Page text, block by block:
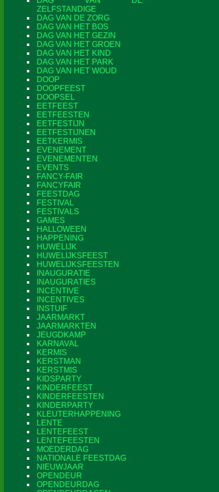
ZELFSTANDIGE
DAG VAN DE ZORG
DAG VAN HET BOS
DAG VAN HET GEZIN
DAG VAN HET GROEN
DAG VAN HET KIND
DAG VAN HET PARK
DAG VAN HET WOUD
DOOP
DOOPFEEST
DOOPSEL
EETFEEST
EETFEESTEN
EETFESTIJN
EETFESTIJNEN
EETKERMIS
EVENEMENT
EVENEMENTEN
EVENTS
FANCY-FAIR
FANCYFAIR
FEESTDAG
FESTIVAL
FESTIVALS
GAMES
HALLOWEEN
HAPPENING
HUWELIJK
HUWELIJKSFEEST
HUWELIJKSFEESTEN
INAUGURATIE
INAUGURATIES
INCENTIVE
INCENTIVES
INSTUIF
JAARMARKT
JAARMARKTEN
JEUGDKAMP
KARNAVAL
KERMIS
KERSTMAN
KERSTMIS
KIDSPARTY
KINDERFEEST
KINDERFEESTEN
KINDERPARTY
KLEUTERHAPPENING
LENTE
LENTEFEEST
LENTEFEESTEN
MOEDERDAG
NATIONALE FEESTDAG
NIEUWJAAR
OPENDEUR
OPENDEURDAG